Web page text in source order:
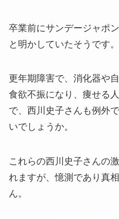
卒業前にサンデージャポ
と明かしていたそうです。
更年期障害で、消化器や
食欲不振になり、痩せる
で、西川史子さんも例外
いでしょうか。
これらの西川史子さんの
れますが、憶測であり真
ん。